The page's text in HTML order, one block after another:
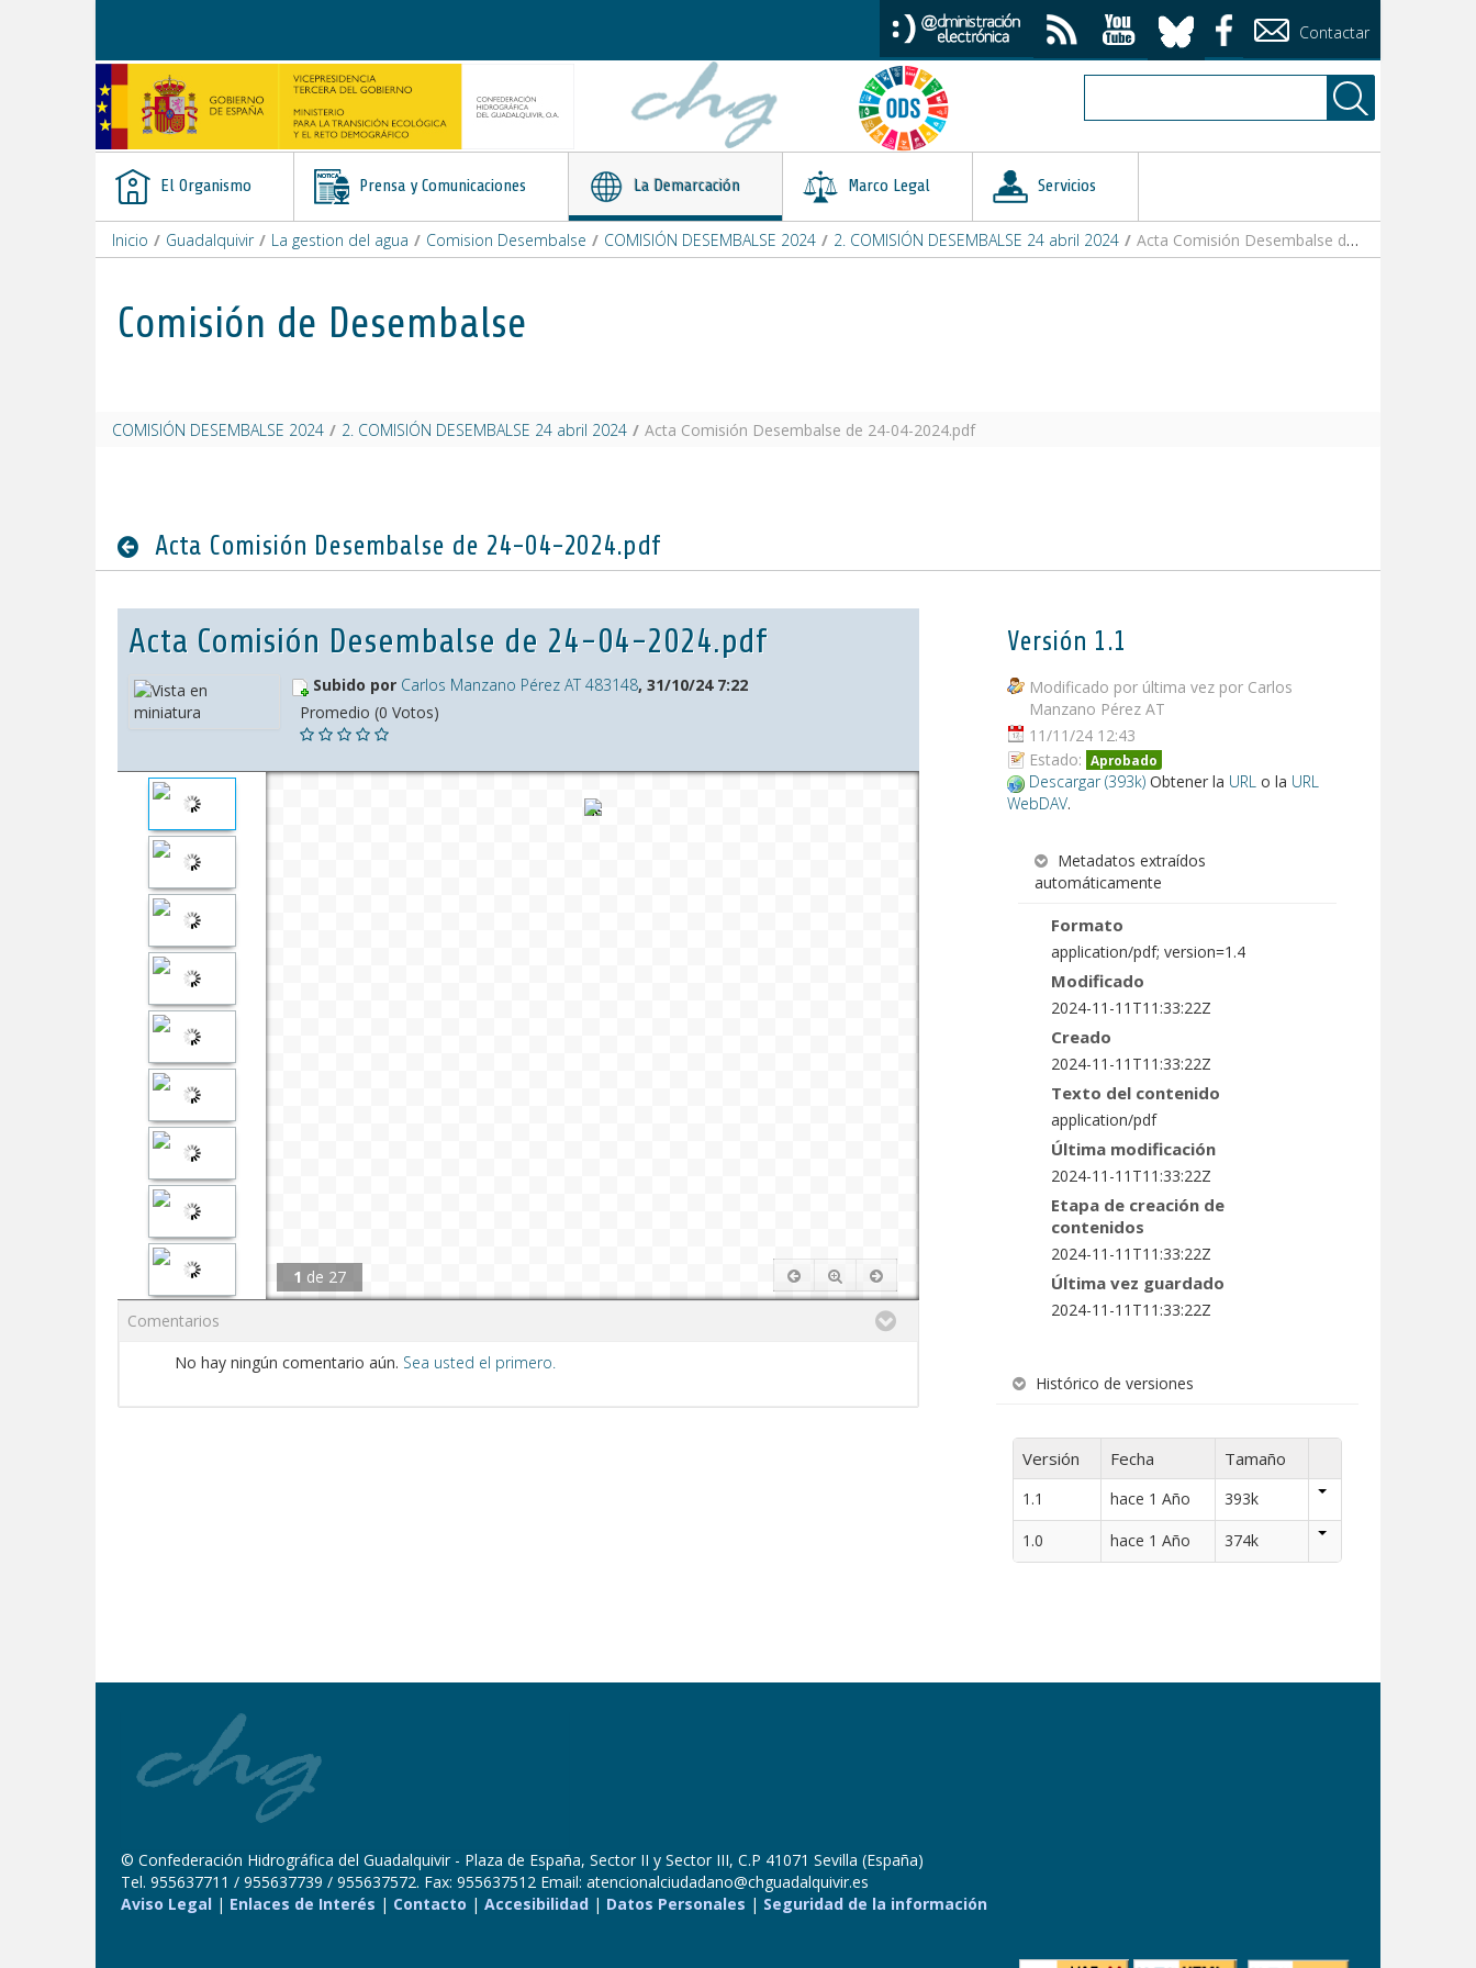
Contactar
El Organismo Prensa y Comunicaciones La Demarcación Marco Legal Servicios
Inicio / Guadalquivir / La gestion del agua / Comision Desembalse / COMISIÓN DESEMBALSE 2024 / 2. COMISIÓN DESEMBALSE 24 abril 2024 / Acta Comisión Desembalse de 24-04-2024.pdf
Comisión de Desembalse
COMISIÓN DESEMBALSE 2024 / 2. COMISIÓN DESEMBALSE 24 abril 2024 / Acta Comisión Desembalse de 24-04-2024.pdf
Acta Comisión Desembalse de 24-04-2024.pdf
Acta Comisión Desembalse de 24-04-2024.pdf
Subido por Carlos Manzano Pérez AT 483148, 31/10/24 7:22
Promedio (0 Votos)
1 de 27
Comentarios
No hay ningún comentario aún. Sea usted el primero.
Versión 1.1
Modificado por última vez por Carlos
Manzano Pérez AT
11/11/24 12:43
Estado: Aprobado
Descargar (393k) Obtener la URLo la URL
WebDAV.
Metadatos extraídos
automáticamente
Formato
application/pdf; version=1.4
Modificado
2024-11-11T11:33:22Z
Creado
2024-11-11T11:33:22Z
Texto del contenido
application/pdf
Última modificación
2024-11-11T11:33:22Z
Etapa de creación de
contenidos
2024-11-11T11:33:22Z
Última vez guardado
2024-11-11T11:33:22Z
Histórico de versiones
Versión Fecha Tamaño
1.1 hace 1 Año
393k
1.0
hace 1 Año 374k
© Confederación Hidrográfica del Guadalquivir - Plaza de España, Sector II y Sector III, C.P 41071 Sevilla (España)
Tel. 955637711 / 955637739 / 955637572. Fax: 955637512 Email: atencionalciudadano@chguadalquivir.es
Aviso Legal | Enlaces de Interés | Contacto |Accesibilidad | Datos Personales | Seguridad de la información